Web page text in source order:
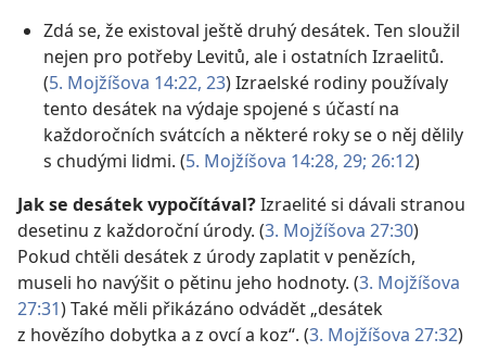
Zdá se, že existoval ještě druhý desátek. Ten sloužil
nejen pro potřeby Levitů, ale i ostatních Izraelitů.
(5. Mojžíšova 14:22, 23) Izraelské rodiny používaly
tento desátek na výdaje spojené s účastí na
každoročních svátcích a některé roky se o něj dělily
s chudými lidmi. (5. Mojžíšova 14:28, 29; 26:12)
Jak se desátek vypočítával?Izraelité si dávali stranou
desetinu z každoroční úrody. (3. Mojžíšova 27:30)
Pokud chtěli desátek z úrody zaplatit v penězích,
museli ho navýšit o pětinu jeho hodnoty. (3. Mojžíšova
27:31) Také měli přikázáno odvádět „desátek
z hovězího dobytka a z ovcí a koz“. (3. Mojžíšova 27:32)